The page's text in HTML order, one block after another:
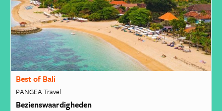
Best of Bali
PANGEA Travel
Bezienswaardigheden